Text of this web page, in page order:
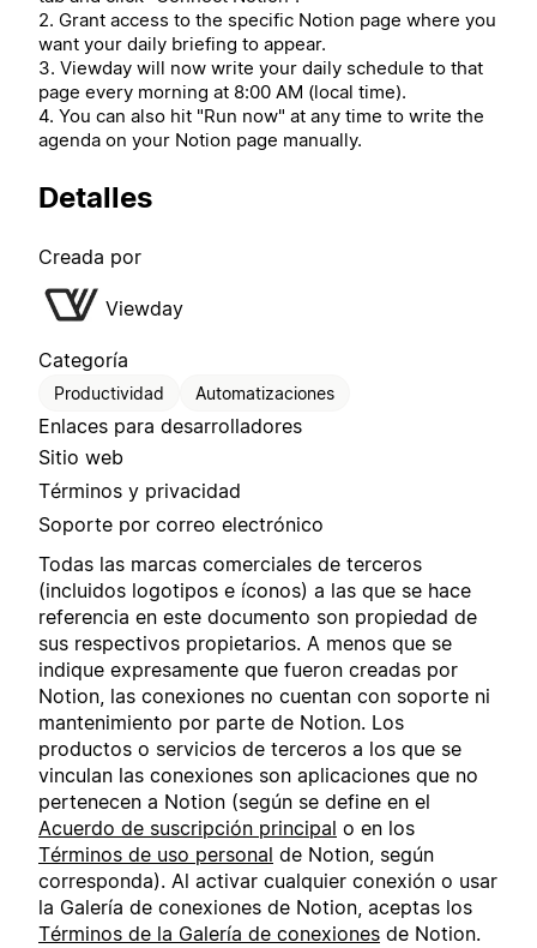
2. Grant access to the specific Notion page where you
want your daily briefing to appear.
3. Viewday will now write your daily schedule to that
page every morning at 8:00 AM (local time).
4. You can also hit "Run now" at any time to write the
agenda on your Notion page manually.
Detalles
Creada por
Viewday
Categoría
Productividad Automatizaciones
Enlaces para desarrolladores
Sitio web
Términos y privacidad
Soporte por correo electrónico
Todas las marcas comerciales de terceros
(incluidos logotipos e íconos) a las que se hace
referencia en este documento son propiedad de
sus respectivos propietarios. A menos que se
indique expresamente que fueron creadas por
Notion, las conexiones no cuentan con soporte ni
mantenimiento por parte de Notion. Los
productos o servicios de terceros a los que se
vinculan las conexiones son aplicaciones que no
pertenecen a Notion (según se define en el
Acuerdo de suscripción principal o en los
Términos de uso personal de Notion, según
corresponda). Al activar cualquier conexión o usar
la Galería de conexiones de Notion, aceptas los
Términos de la Galería de conexiones de Notion.